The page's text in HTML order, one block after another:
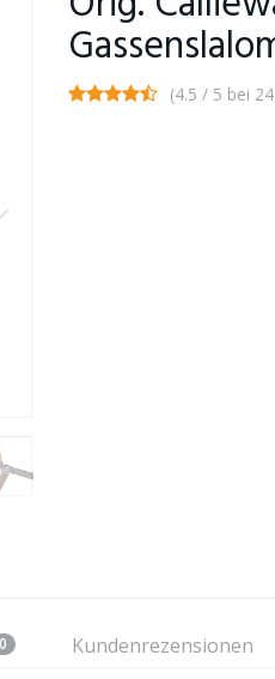
(4.5 / 5 bei
0
Kundenrezensionen